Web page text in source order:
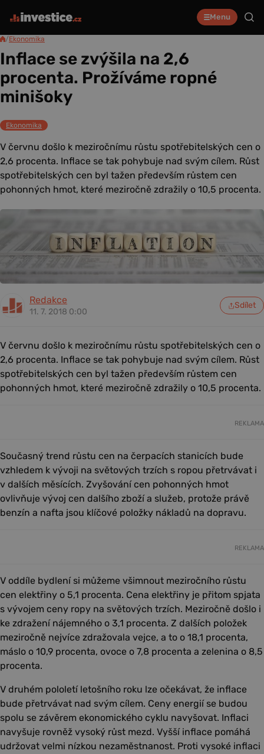
Menu
/Ekonomika
Inflace se zvýšila na 2,6
procenta. Prožíváme ropné
minišoky
Ekonomika
V červnu došlo k meziročnímu růstu spotřebitelských cen o
2,6 procenta. Inflace se tak pohybuje nad svým cílem. Růst
spotřebitelských cen byl tažen především růstem cen
pohonných hmot, které meziročně zdražily o 10,5 procenta.
Redakce
11. 7. 2018 0:00
Sdílet
V červnu došlo k meziročnímu růstu spotřebitelských cen o
2,6 procenta. Inflace se tak pohybuje nad svým cílem. Růst
spotřebitelských cen byl tažen především růstem cen
pohonných hmot, které meziročně zdražily o 10,5 procenta.
REKLAMA
Současný trend růstu cen na čerpacích stanicích bude
vzhledem k vývoji na světových trzích s ropou přetrvávat i
v dalších měsících. Zvyšování cen pohonných hmot
ovlivňuje vývoj cen dalšího zboží a služeb, protože právě
benzín a nafta jsou klíčové položky nákladů na dopravu.
REKLAMA
V oddíle bydlení si můžeme všimnout meziročního růstu
cen elektřiny o 5,1 procenta. Cena elektřiny je přitom spjata
s vývojem ceny ropy na světových trzích. Meziročně došlo i
ke zdražení nájemného o 3,1 procenta. Z dalších položek
meziročně nejvíce zdražovala vejce, a to o 18,1 procenta,
máslo o 10,9 procenta, ovoce o 7,8 procenta a zelenina o 8,5
procenta.
V druhém pololetí letošního roku lze očekávat, že inflace
bude přetrvávat nad svým cílem. Ceny energií se budou
spolu se závěrem ekonomického cyklu navyšovat. Inflaci
navyšuje rovněž vysoký růst mezd. Vyšší inflace pomáhá
udržovat velmi nízkou nezaměstnanost. Proti vysoké inflaci